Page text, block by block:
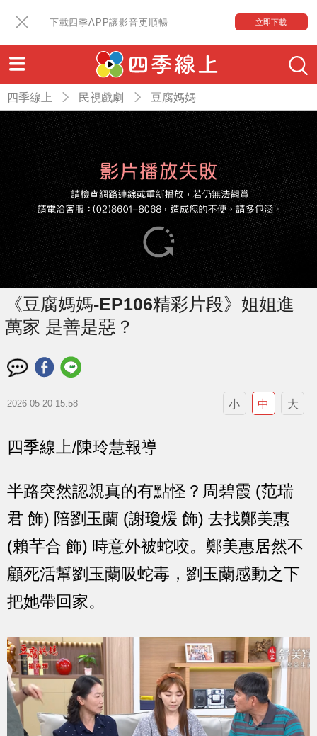
下載四季APP讓影音更順暢 立即下載
四季線上 民視戲劇 豆腐媽媽
《豆腐媽媽-EP106精彩片段》姐姐進
萬家 是善是惡？
2026-05-20 15:58 小 中 大
四季線上/陳玲慧報導
半路突然認親真的有點怪？周碧霞 (范瑞
君 飾) 陪劉玉蘭 (謝瓊煖 飾) 去找鄭美惠
(賴芊合 飾) 時意外被蛇咬。鄭美惠居然不
顧死活幫劉玉蘭吸蛇毒，劉玉蘭感動之下
把她帶回家。